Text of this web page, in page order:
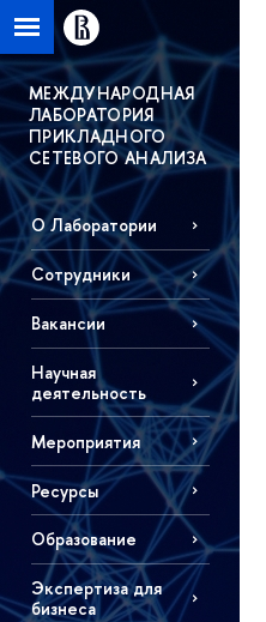
МЕЖДУНАРОДНАЯ
ЛАБОРАТОРИЯ
ПРИКЛАДНОГО
СЕТЕВОГО АНАЛИЗА
О Лаборатории
Сотрудники
Вакансии
Научная
деятельность
Мероприятия
Ресурсы
Образование
Экспертиза для
бизнеса